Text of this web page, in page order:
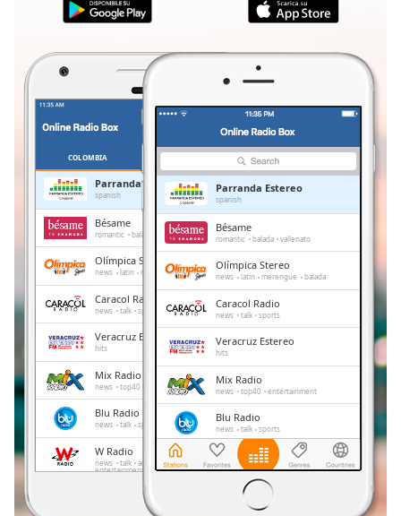
LIVE
live,
currently
behind
LIVE
Playback
Chapters
Chapters
Descriptions
descriptions
off,
selected
subtitles
COLOMBIA
Parranda Estereo
spanish
Bésame
romantic balada vallenato
Olímpica Stereo
news latin merengue balada
Caracol Radio
news talk sports
Veracruz Estereo
hits
Mix Radio
news top40 entertainment
Blu Radio
news talk sports
W Radio
news talk adult contemporary
entertainment
reggae
Parranda Estereo
spanish
Bésame
romantic balada vallenato
Olímpica Stereo
news latin merengue balada
Caracol Radio
news talk sports
Veracruz Estereo
hits
Mix Radio
news top40 entertainment
Blu Radio
news talk sports
W Radio
news talk adult contemporary
entertainment
Tropicana
reggae